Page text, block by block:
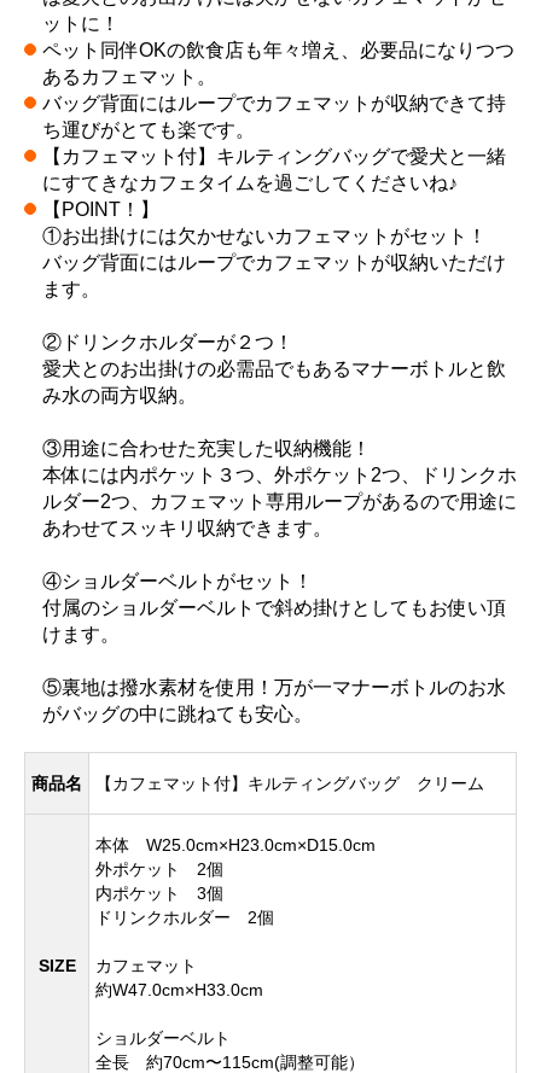
ットに！
ペット同伴OKの飲食店も年々増え、必要品になりつつ
あるカフェマット。
バッグ背面にはループでカフェマットが収納できて持
ち運びがとても楽です。
【カフェマット付】キルティングバッグで愛犬と一緒
にすてきなカフェタイムを過ごしてくださいね♪
【POINT！】
①お出掛けには欠かせないカフェマットがセット！
バッグ背面にはループでカフェマットが収納いただけ
ます。
②ドリンクホルダーが２つ！
愛犬とのお出掛けの必需品でもあるマナーボトルと飲
み水の両方収納。
③用途に合わせた充実した収納機能！
本体には内ポケット３つ、外ポケット2つ、ドリンクホ
ルダー2つ、カフェマット専用ループがあるので用途に
あわせてスッキリ収納できます。
④ショルダーベルトがセット！
付属のショルダーベルトで斜め掛けとしてもお使い頂
けます。
⑤裏地は撥水素材を使用！万が一マナーボトルのお水
がバッグの中に跳ねても安心。
商品名 【カフェマット付】キルティングバッグ クリーム
SIZE
本体 W25.0cm×H23.0cm×D15.0cm
外ポケット 2個
内ポケット 3個
ドリンクホルダー 2個
カフェマット
約W47.0cm×H33.0cm
ショルダーベルト
全長 約70cm〜115cm(調整可能）